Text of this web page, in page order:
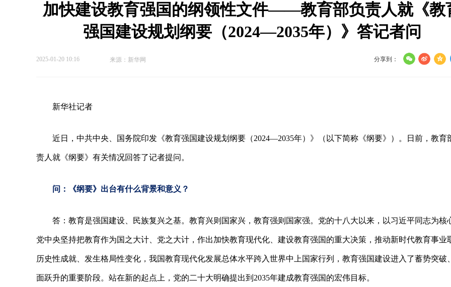
加快建设教育强国的纲领性文件——教育部负责人就《教
强国建设规划纲要（2024—2035年）》答记者问
2025-01-20 10:16 来源：新华网 分享到：
新华社记者
近日，中共中央、国务院印发《教育强国建设规划纲要（2024—2035年）》（以下简称《纲要》）。日前，教育
责人就《纲要》有关情况回答了记者提问。
问：《纲要》出台有什么背景和意义？
答：教育是强国建设、民族复兴之基。教育兴则国家兴，教育强则国家强。党的十八大以来，以习近平同志为核
党中央坚持把教育作为国之大计、党之大计，作出加快教育现代化、建设教育强国的重大决策，推动新时代教育事业
历史性成就、发生格局性变化，我国教育现代化发展总体水平跨入世界中上国家行列，教育强国建设进入了蓄势突破
面跃升的重要阶段。站在新的起点上，党的二十大明确提出到2035年建成教育强国的宏伟目标。